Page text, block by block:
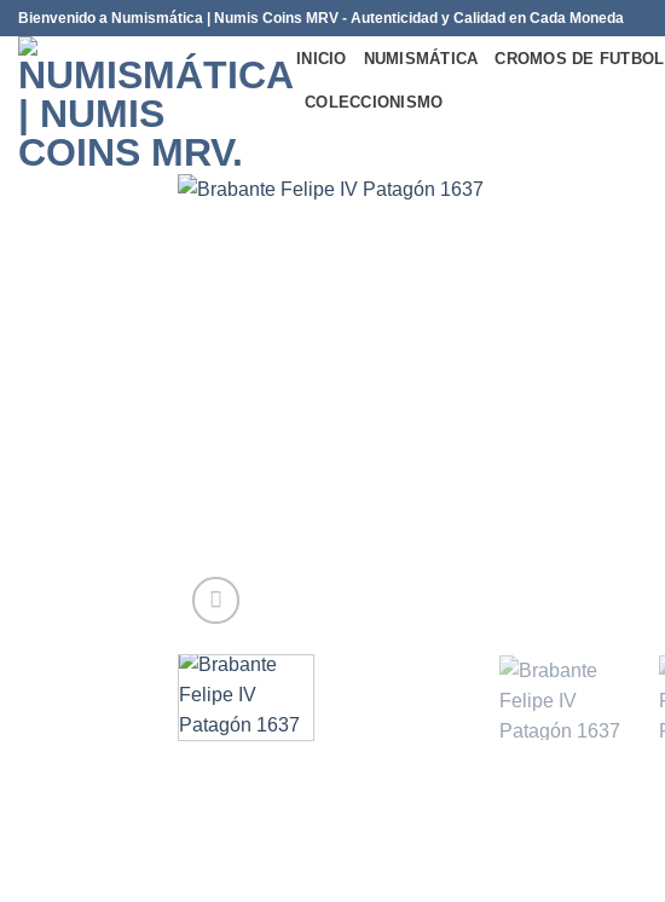
Saltar
contenido
Bienvenido a Numismática | Numis Coins MRV - Autenticidad y Calidad en Cada Moneda
INICIO NUMISMÁTICA CROMOS DE FUTBOL
COLECCIONISMO